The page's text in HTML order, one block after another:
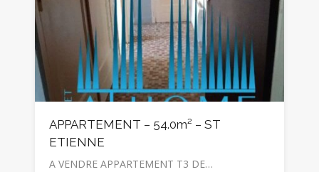
APPARTEMENT – 54.0m² – ST
ETIENNE
A VENDRE APPARTEMENT T3 DE…